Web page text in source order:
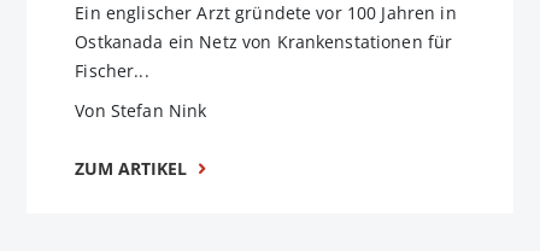
Ein englischer Arzt gründete vor 100 Jahren in
Ostkanada ein Netz von Krankenstationen für
Fischer...
Von Stefan Nink
ZUM ARTIKEL